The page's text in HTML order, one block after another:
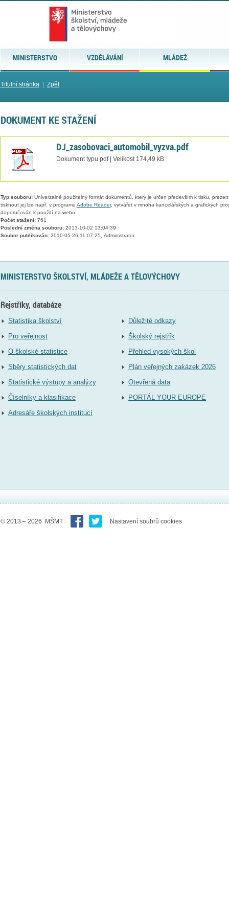
MINISTERSTVO VZDĚLÁVÁNÍ MLÁDEŽ
Titulní stránka| Zpět
DOKUMENT KE STAŽENÍ
DJ_zasobovaci_automobil_vyzva.pdf
Dokument typu pdf | Velikost 174,49 kB
Typ souboru:Univerzálně použitelný formát dokumentů, který je určen především k tisku,
tisknout jej lze např. v programu Adobe Reader, vytvářet v mnoha kancelářských a grafických
doporučován k použití na webu.
Počet stažení:761
Poslední změna souboru:2013-10-02 13:04:39
Soubor publikován:2010-05-26 11:07:25, Administrator
MINISTERSTVO ŠKOLSTVÍ, MLÁDEŽE A TĚLOVÝCHOVY
Rejstříky, databáze
Statistika školství
Pro veřejnost
O školské statistice
Sběry statistických dat
Statistické výstupy a analýzy
Číselníky a klasifikace
Adresáře školských institucí
Důležité odkazy
Školský rejstřík
Přehled vysokých škol
Plán veřejných zakázek 2026
Otevřená data
PORTÁL YOUR EUROPE
© 2013 – 2026 MŠMT Nastavení soubrů cookies